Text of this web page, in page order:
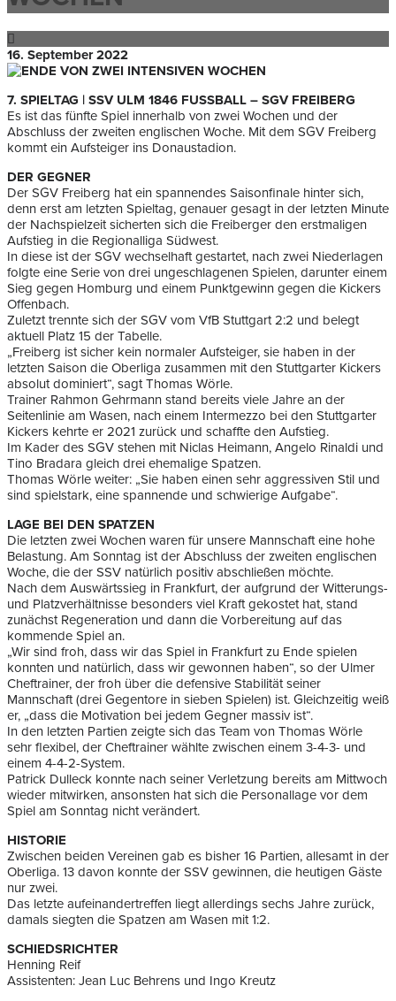
16. September 2022
7. SPIELTAG | SSV ULM 1846 FUSSBALL – SGV FREIBERG
Es ist das fünfte Spiel innerhalb von zwei Wochen und der
Abschluss der zweiten englischen Woche. Mit dem SGV Freiberg
kommt ein Aufsteiger ins Donaustadion.
DER GEGNER
Der SGV Freiberg hat ein spannendes Saisonfinale hinter sich,
denn erst am letzten Spieltag, genauer gesagt in der letzten Minute
der Nachspielzeit sicherten sich die Freiberger den erstmaligen
Aufstieg in die Regionalliga Südwest.
In diese ist der SGV wechselhaft gestartet, nach zwei Niederlagen
folgte eine Serie von drei ungeschlagenen Spielen, darunter einem
Sieg gegen Homburg und einem Punktgewinn gegen die Kickers
Offenbach.
Zuletzt trennte sich der SGV vom VfB Stuttgart 2:2 und belegt
aktuell Platz 15 der Tabelle.
„Freiberg ist sicher kein normaler Aufsteiger, sie haben in der
letzten Saison die Oberliga zusammen mit den Stuttgarter Kickers
absolut dominiert“, sagt Thomas Wörle.
Trainer Rahmon Gehrmann stand bereits viele Jahre an der
Seitenlinie am Wasen, nach einem Intermezzo bei den Stuttgarter
Kickers kehrte er 2021 zurück und schaffte den Aufstieg.
Im Kader des SGV stehen mit Niclas Heimann, Angelo Rinaldi und
Tino Bradara gleich drei ehemalige Spatzen.
Thomas Wörle weiter: „Sie haben einen sehr aggressiven Stil und
sind spielstark, eine spannende und schwierige Aufgabe“.
LAGE BEI DEN SPATZEN
Die letzten zwei Wochen waren für unsere Mannschaft eine hohe
Belastung. Am Sonntag ist der Abschluss der zweiten englischen
Woche, die der SSV natürlich positiv abschließen möchte.
Nach dem Auswärtssieg in Frankfurt, der aufgrund der Witterungs-
und Platzverhältnisse besonders viel Kraft gekostet hat, stand
zunächst Regeneration und dann die Vorbereitung auf das
kommende Spiel an.
„Wir sind froh, dass wir das Spiel in Frankfurt zu Ende spielen
konnten und natürlich, dass wir gewonnen haben“, so der Ulmer
Cheftrainer, der froh über die defensive Stabilität seiner
Mannschaft (drei Gegentore in sieben Spielen) ist. Gleichzeitig weiß
er, „dass die Motivation bei jedem Gegner massiv ist“.
In den letzten Partien zeigte sich das Team von Thomas Wörle
sehr flexibel, der Cheftrainer wählte zwischen einem 3-4-3- und
einem 4-4-2-System.
Patrick Dulleck konnte nach seiner Verletzung bereits am Mittwoch
wieder mitwirken, ansonsten hat sich die Personallage vor dem
Spiel am Sonntag nicht verändert.
HISTORIE
Zwischen beiden Vereinen gab es bisher 16 Partien, allesamt in der
Oberliga. 13 davon konnte der SSV gewinnen, die heutigen Gäste
nur zwei.
Das letzte aufeinandertreffen liegt allerdings sechs Jahre zurück,
damals siegten die Spatzen am Wasen mit 1:2.
SCHIEDSRICHTER
Henning Reif
Assistenten: Jean Luc Behrens und Ingo Kreutz